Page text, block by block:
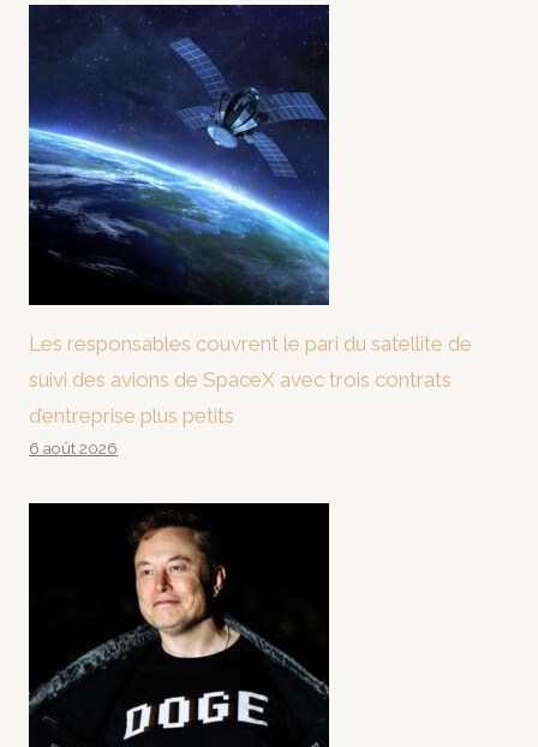
Les responsables couvrent le pari du satellite de
suivi des avions de SpaceX avec trois contrats
d’entreprise plus petits
6 août 2026